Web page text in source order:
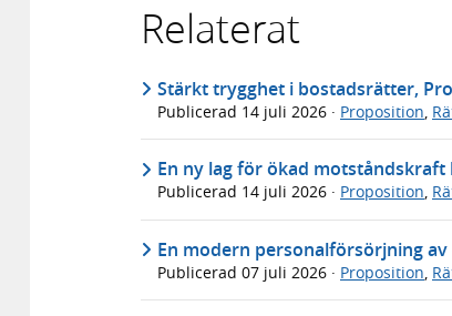
Relaterat
Stärkt trygghet i bostadsrätter,
Publicerad 14 juli 2026 · Proposition
En ny lag för ökad
Publicerad 14 juli 2026 · Proposition,
En modern personalförsörjning
Publicerad 07 juli 2026 · Proposition,